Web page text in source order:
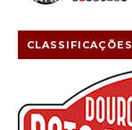
CLASSIFICAÇÕES